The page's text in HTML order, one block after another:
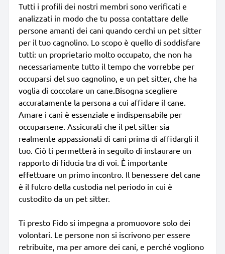
Tutti i profili dei nostri membri sono verificati e
analizzati in modo che tu possa contattare delle
persone amanti dei cani quando cerchi un pet sitter
per il tuo cagnolino. Lo scopo è quello di soddisfare
tutti: un proprietario molto occupato, che non ha
necessariamente tutto il tempo che vorrebbe per
occuparsi del suo cagnolino, e un pet sitter, che ha
voglia di coccolare un cane.Bisogna scegliere
accuratamente la persona a cui affidare il cane.
Amare i cani è essenziale e indispensabile per
occuparsene. Assicurati che il pet sitter sia
realmente appassionati di cani prima di affidargli il
tuo. Ciò ti permetterà in seguito di instaurare un
rapporto di fiducia tra di voi. È importante
effettuare un primo incontro. Il benessere del cane
è il fulcro della custodia nel periodo in cui è
custodito da un pet sitter.
Ti presto Fido si impegna a promuovore solo dei
volontari. Le persone non si iscrivono per essere
retribuite, ma per amore dei cani, e perché vogliono